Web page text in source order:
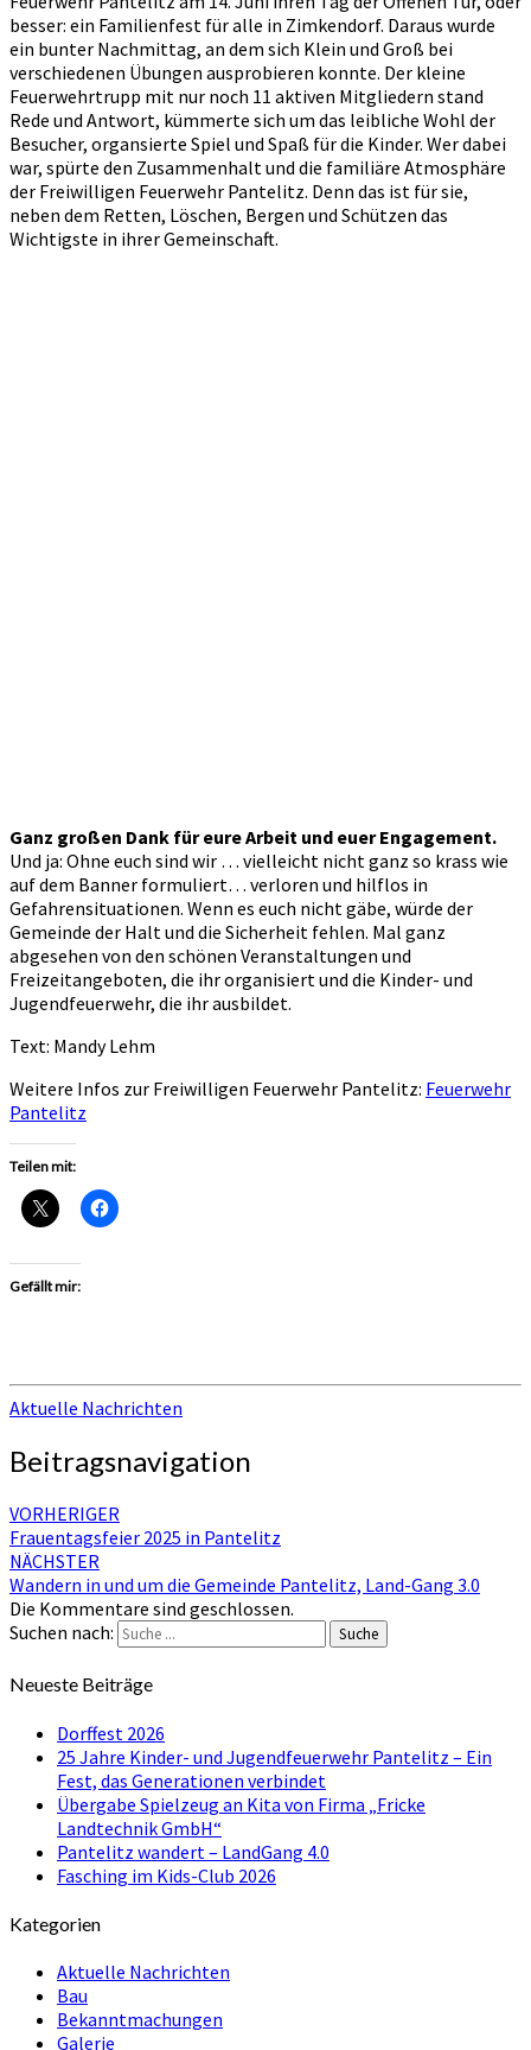
besser: ein Familienfest für alle in Zimkendorf. Daraus wurde
ein bunter Nachmittag, an dem sich Klein und Groß bei
verschiedenen Übungen ausprobieren konnte. Der kleine
Feuerwehrtrupp mit nur noch 11 aktiven Mitgliedern stand
Rede und Antwort, kümmerte sich um das leibliche Wohl der
Besucher, organsierte Spiel und Spaß für die Kinder. Wer dabei
war, spürte den Zusammenhalt und die familiäre Atmosphäre
der Freiwilligen Feuerwehr Pantelitz. Denn das ist für sie,
neben dem Retten, Löschen, Bergen und Schützen das
Wichtigste in ihrer Gemeinschaft.
Ganz großen Dank für eure Arbeit und euer Engagement.
Und ja: Ohne euch sind wir … vielleicht nicht ganz so krass wie
auf dem Banner formuliert… verloren und hilflos in
Gefahrensituationen. Wenn es euch nicht gäbe, würde der
Gemeinde der Halt und die Sicherheit fehlen. Mal ganz
abgesehen von den schönen Veranstaltungen und
Freizeitangeboten, die ihr organisiert und die Kinder- und
Jugendfeuerwehr, die ihr ausbildet.
Text: Mandy Lehm
Weitere Infos zur Freiwilligen Feuerwehr Pantelitz: Feuerwehr
Pantelitz
Teilen mit:
Gefällt mir:
Aktuelle Nachrichten
Beitragsnavigation
VORHERIGER
Frauentagsfeier 2025 in Pantelitz
NÄCHSTER
Wandern in und um die Gemeinde Pantelitz, Land-Gang 3.0
Die Kommentare sind geschlossen.
Suchen nach:
Suche
Neueste Beiträge
Dorffest 2026
25 Jahre Kinder- und Jugendfeuerwehr Pantelitz – Ein
Fest, das Generationen verbindet
Übergabe Spielzeug an Kita von Firma „Fricke
Landtechnik GmbH“
Pantelitz wandert – LandGang 4.0
Fasching im Kids-Club 2026
Kategorien
Aktuelle Nachrichten
Bau
Bekanntmachungen
Galerie